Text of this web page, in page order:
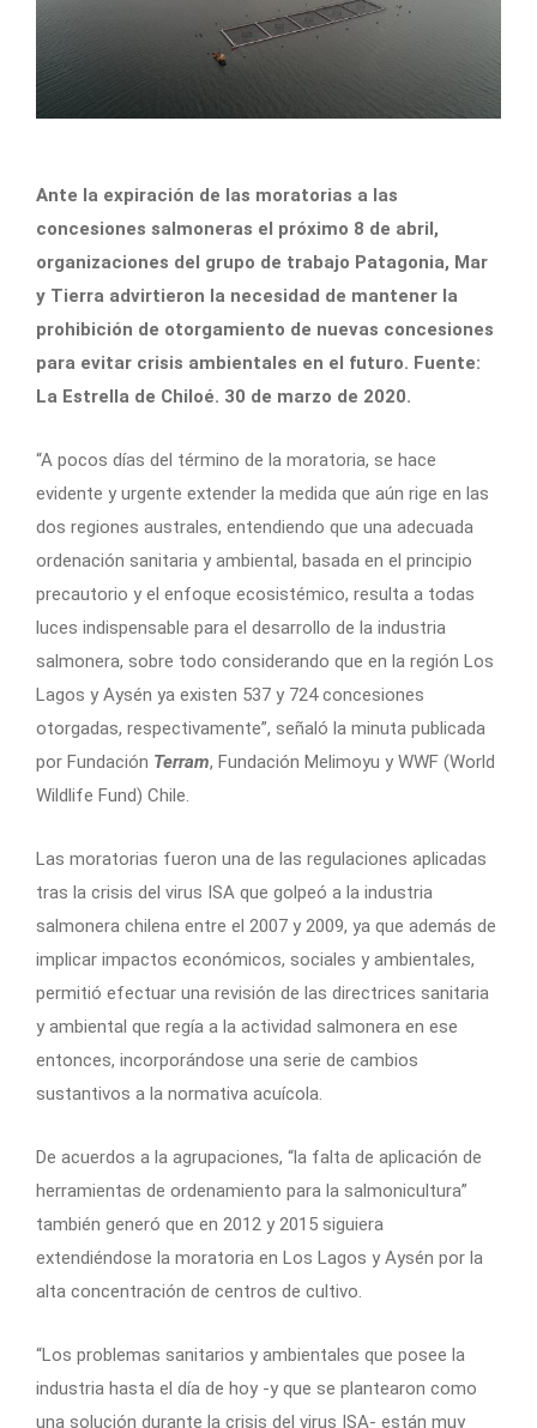
Ante la expiración de las moratorias a las
concesiones salmoneras el próximo 8 de abril,
organizaciones del grupo de trabajo Patagonia, Mar
y Tierra advirtieron la necesidad de mantener la
prohibición de otorgamiento de nuevas concesiones
para evitar crisis ambientales en el futuro. Fuente:
La Estrella de Chiloé. 30 de marzo de 2020.
“A pocos días del término de la moratoria, se hace
evidente y urgente extender la medida que aún rige en las
dos regiones australes, entendiendo que una adecuada
ordenación sanitaria y ambiental, basada en el principio
precautorio y el enfoque ecosistémico, resulta a todas
luces indispensable para el desarrollo de la industria
salmonera, sobre todo considerando que en la región Los
Lagos y Aysén ya existen 537 y 724 concesiones
otorgadas, respectivamente”, señaló la minuta publicada
por Fundación Terram, Fundación Melimoyu y WWF (World
Wildlife Fund) Chile.
Las moratorias fueron una de las regulaciones aplicadas
tras la crisis del virus ISA que golpeó a la industria
salmonera chilena entre el 2007 y 2009, ya que además de
implicar impactos económicos, sociales y ambientales,
permitió efectuar una revisión de las directrices sanitaria
y ambiental que regía a la actividad salmonera en ese
entonces, incorporándose una serie de cambios
sustantivos a la normativa acuícola.
De acuerdos a la agrupaciones, “la falta de aplicación de
herramientas de ordenamiento para la salmonicultura”
también generó que en 2012 y 2015 siguiera
extendiéndose la moratoria en Los Lagos y Aysén por la
alta concentración de centros de cultivo.
“Los problemas sanitarios y ambientales que posee la
industria hasta el día de hoy -y que se plantearon como
una solución durante la crisis del virus ISA- están muy